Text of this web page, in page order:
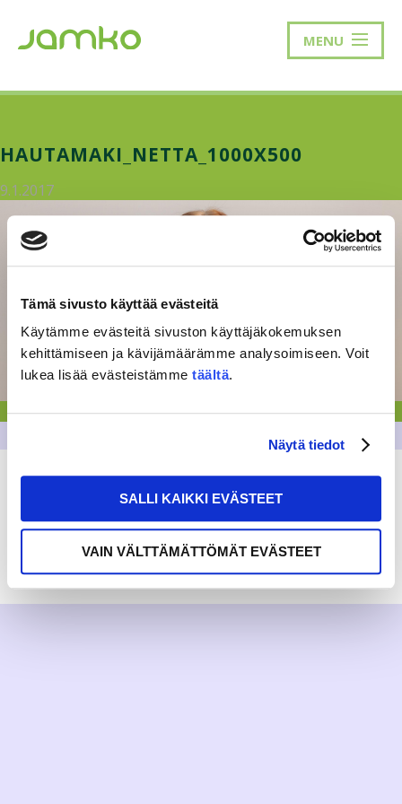
Tämä sivusto käyttää evästeitä
Käytämme evästeitä sivuston käyttäjäkokemuksen
kehittämiseen ja kävijämäärämme analysoimiseen. Voit
lukea lisää evästeistämme täältä.
Näytä tiedot
SALLI KAIKKI EVÄSTEET
VAIN VÄLTTÄMÄTTÖMÄT EVÄSTEET
MENU
HAUTAMAKI_NETTA_1000X500
9.1.2017
RAKKAUDELLA,MEOM